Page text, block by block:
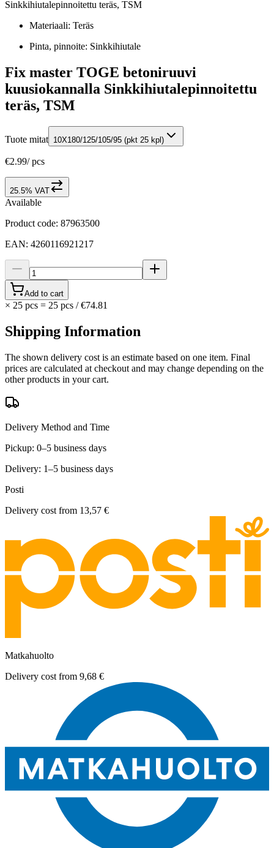
Sinkkihiutalepinnoitettu teräs, TSM
Materiaali: Teräs
Pinta, pinnoite: Sinkkihiutale
Fix master TOGE betoniruuvi
kuusiokannalla Sinkkihiutalepinnoitettu
teräs, TSM
Tuote mitat 10X180/125/105/95 (pkt 25 kpl)
€2.99/ pcs
25.5% VAT
Available
Product code: 87963500
EAN: 4260116921217
Add to cart
× 25 pcs = 25 pcs / €74.81
Shipping Information
The shown delivery cost is an estimate based on one item. Final
prices are calculated at checkout and may change depending on the
other products in your cart.
Delivery Method and Time
Pickup: 0–5 business days
Delivery: 1–5 business days
Posti
Delivery cost from 13,57 €
Matkahuolto
Delivery cost from 9,68 €